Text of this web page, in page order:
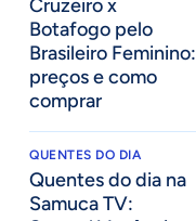
Cruzeiro x
Botafogo pelo
Brasileiro Feminino:
preços e como
comprar
QUENTES DO DIA
Quentes do dia na
Samuca TV: